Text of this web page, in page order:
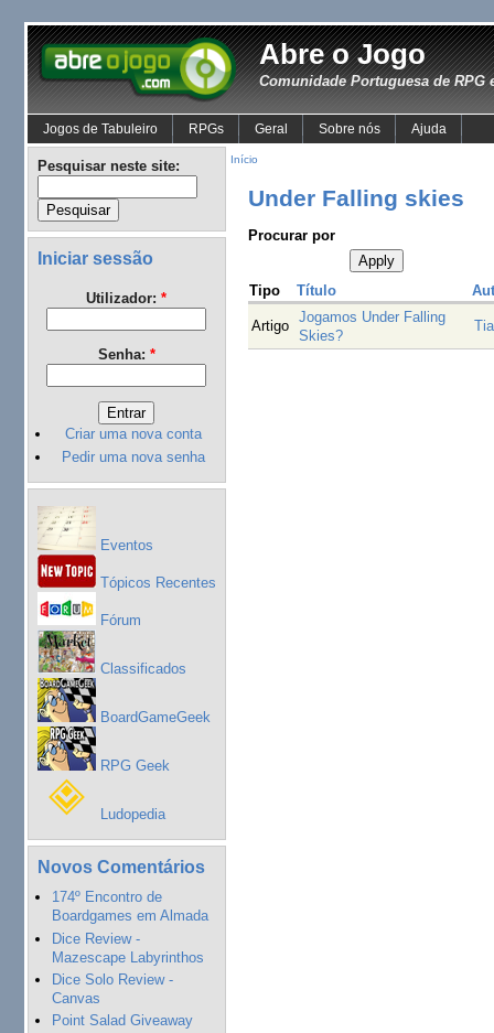
Abre o Jogo
Comunidade Portuguesa de RPG
Jogos de Tabuleiro RPGs Geral Sobre nós Ajuda
Pesquisar neste site:
Iniciar sessão
Utilizador: *
Senha: *
Criar uma nova conta
Pedir uma nova senha
Eventos
Tópicos Recentes
Fórum
Classificados
BoardGameGeek
RPG Geek
Ludopedia
Novos Comentários
174º Encontro de
Boardgames em Almada
Dice Review -
Mazescape Labyrinthos
Dice Solo Review -
Canvas
Point Salad Giveaway
Início
Under Falling skies
Procurar por
Tipo Título
Artigo
Jogamos Under Falling
Skies?